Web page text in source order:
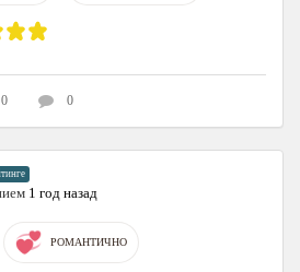
0 0
1 год назад
РОМАНТИЧНО